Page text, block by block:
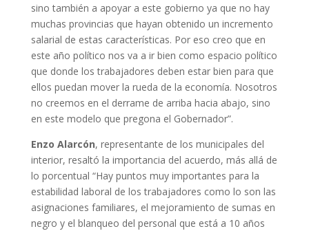
sino también a apoyar a este gobierno ya que no hay
muchas provincias que hayan obtenido un incremento
salarial de estas características. Por eso creo que en
este año político nos va a ir bien como espacio político
que donde los trabajadores deben estar bien para que
ellos puedan mover la rueda de la economía. Nosotros
no creemos en el derrame de arriba hacia abajo, sino
en este modelo que pregona el Gobernador”.
Enzo Alarcón, representante de los municipales del
interior, resaltó la importancia del acuerdo, más allá de
lo porcentual “Hay puntos muy importantes para la
estabilidad laboral de los trabajadores como lo son las
asignaciones familiares, el mejoramiento de sumas en
negro y el blanqueo del personal que está a 10 años